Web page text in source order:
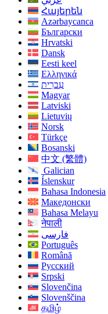
Հայերեն
Azərbaycanca
Български
Hrvatski
Dansk
Eesti keel
Ελληνικά
עִברִית
Magyar
Latviski
Lietuvių
Norsk
Türkçe
Bosanski
中文 (繁體)
Galician
Íslenskur
Bahasa Indonesia
Македонски
Bahasa Melayu
नेपाली
فارسی
Português
Română
Русский
Srpski
Slovenčina
Slovenščina
தமிழ்